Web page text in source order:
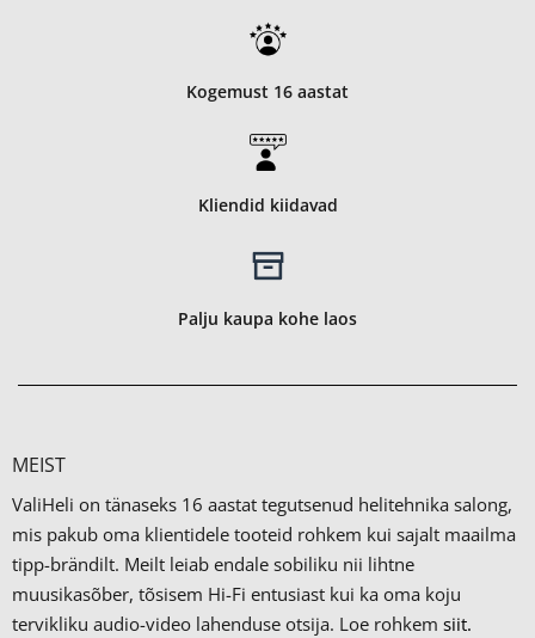
Kogemust 16 aastat
Kliendid kiidavad
Palju kaupa kohe laos
MEIST
ValiHeli on tänaseks 16 aastat tegutsenud helitehnika salong,
mis pakub oma klientidele tooteid rohkem kui sajalt maailma
tipp-brändilt. Meilt leiab endale sobiliku nii lihtne
muusikasõber, tõsisem Hi-Fi entusiast kui ka oma koju
tervikliku audio-video lahenduse otsija. Loe rohkem siit.